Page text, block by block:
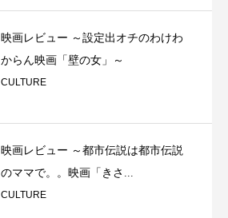
映画レビュー ～設定出オチのわけわ
からん映画「壁の女」～
CULTURE
映画レビュー ～都市伝説は都市伝説
のママで。。映画「きさ...
CULTURE